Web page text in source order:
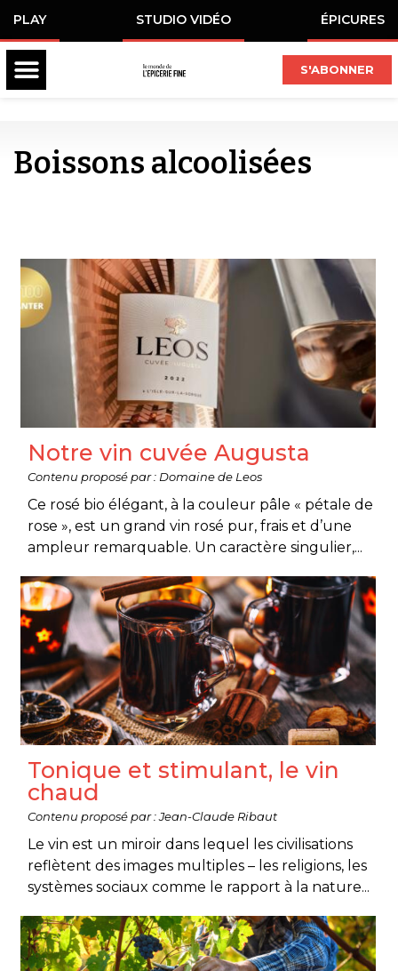
PLAY STUDIO VIDÉO ÉPICURES
S'ABONNER
Boissons alcoolisées
Notre vin cuvée Augusta
Contenu proposé par : Domaine de Leos
Ce rosé bio élégant, à la couleur pâle « pétale de
rose », est un grand vin rosé pur, frais et d’une
ampleur remarquable. Un caractère singulier,...
Tonique et stimulant, le vin
chaud
Contenu proposé par : Jean-Claude Ribaut
Le vin est un miroir dans lequel les civilisations
reflètent des images multiples – les religions, les
systèmes sociaux comme le rapport à la nature...